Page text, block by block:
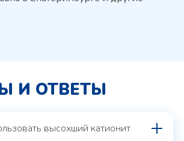
И ОТВЕТЫ
высохший катионит